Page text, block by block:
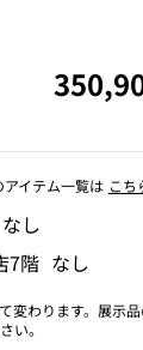
イテム⼀覧は こち
し
7階 なし
変わります。展示
い。